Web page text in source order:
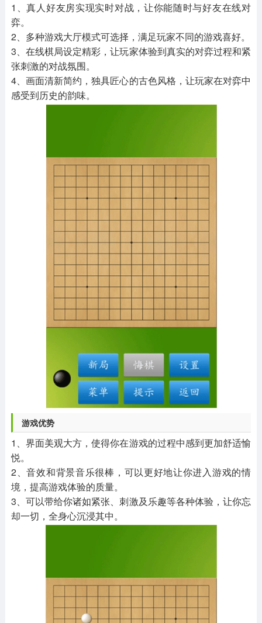
1、真人好友房实现实时对战，让你能随时与好友在线对
弈。
2、多种游戏大厅模式可选择，满足玩家不同的游戏喜好。
3、在线棋局设定精彩，让玩家体验到真实的对弈过程和紧
张刺激的对战氛围。
4、画面清新简约，独具匠心的古色风格，让玩家在对弈中
感受到历史的韵味。
游戏优势
1、界面美观大方，使得你在游戏的过程中感到更加舒适愉
悦。
2、音效和背景音乐很棒，可以更好地让你进入游戏的情
境，提高游戏体验的质量。
3、可以带给你诸如紧张、刺激及乐趣等各种体验，让你忘
却一切，全身心沉浸其中。